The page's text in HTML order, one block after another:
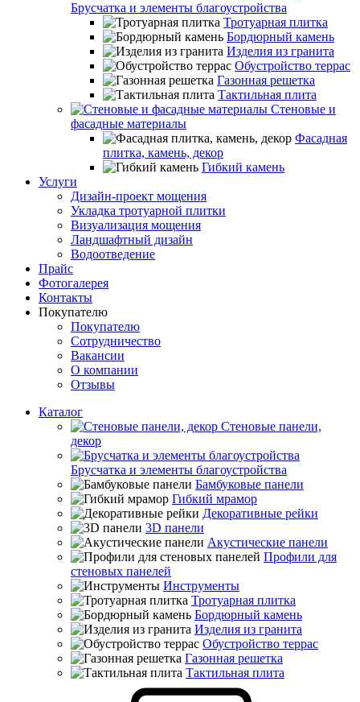
Брусчатка и элементы благоустройства
Тротуарная плитка
Бордюрный камень
Изделия из гранита
Обустройство террас
Газонная решетка
Тактильная плита
Стеновые и
фасадные материалы
Фасадная
плитка, камень, декор
Гибкий камень
Услуги
Дизайн-проект мощения
Укладка тротуарной плитки
Визуализация мощения
Ландшафтный дизайн
Водоотведение
Прайс
Фотогалерея
Контакты
Покупателю
Покупателю
Сотрудничество
Вакансии
О компании
Отзывы
Каталог
Стеновые панели,
декор
Брусчатка и элементы благоустройства
Бамбуковые панели
Гибкий мрамор
Декоративные рейки
3D панели
Акустические панели
Профили для
стеновых панелей
Инструменты
Тротуарная плитка
Бордюрный камень
Изделия из гранита
Обустройство террас
Газонная решетка
Тактильная плита